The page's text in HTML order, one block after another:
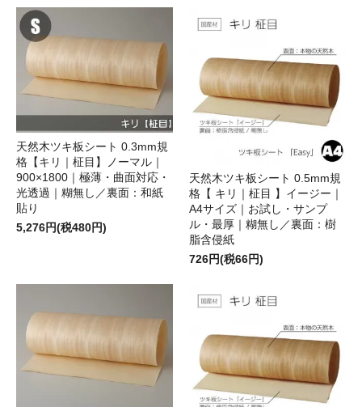
天然木ツキ板シート 0.3mm規
格【キリ｜柾目】ノーマル｜
900×1800｜極薄・曲面対応・
光透過｜糊無し／裏面：和紙
貼り
5,276円(税480円)
天然木ツキ板シート 0.5mm規
格【 キリ｜柾目 】イージー｜
A4サイズ｜お試し・サンプ
ル・最厚｜糊無し／裏面：樹
脂含侵紙
726円(税66円)